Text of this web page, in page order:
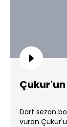
Dört sezon
vuran